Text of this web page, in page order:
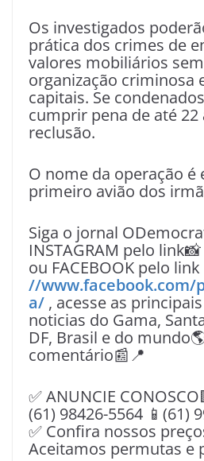
Os investigados
prática dos crimes de
valores mobiliários
organização criminosa
capitais. Se
cumprir pena de até 22
reclusão.
O nome da operação é
primeiro avião dos
Siga o jornal
INSTAGRAM pelo link📸
ou FACEBOOK pelo
//
a/ , acesse as
noticias do Gama,
DF, Brasil e do
comentário📰📍
✅ ANUNCIE
(61) 98426-5564 📱(61)
✅ Confira nossos
Aceitamos permutas e